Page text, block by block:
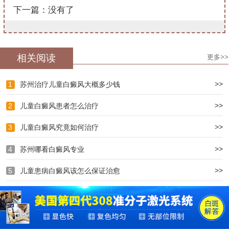
下一篇：没有了
相关阅读 更多>>
1 苏州治疗儿童白癜风大概多少钱 >>
2 儿童白癜风患者怎么治疗 >>
3 儿童白癜风究竟如何治疗 >>
4 苏州哪看白癜风专业 >>
5 儿童患病白癜风该怎么保证治愈 >>